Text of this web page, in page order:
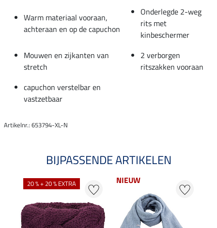
Warm materiaal vooraan,
achteraan en op de capuchon
Onderlegde 2-weg
rits met
kinbeschermer
Mouwen en zijkanten van
stretch
2 verborgen
ritszakken vooraan
capuchon verstelbar en
vastzetbaar
Artikelnr.: 653794-XL-N
BIJPASSENDE ARTIKELEN
20 % + 20 % EXTRA NIEUW